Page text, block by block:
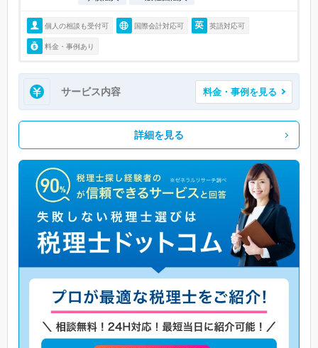
個人の相談も受付可 国際会計対応可 英語対応可
料金・事例あり
サービス内容 料金・事例を見る
詳細を見る